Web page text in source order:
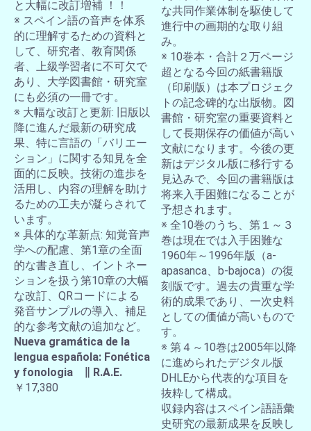
と大幅に改訂増補 ！！
※ スペイン語の音声を体系
的に理解するための資料と
して、研究者、教育関係
者、上級学習者に不可欠で
あり、大学図書館・研究室
にも必須の一冊です。
※ 大幅な改訂と更新: 旧版以
降に進んだ最新の研究成
果、特に言語の「バリエー
ション」に関する知見を全
面的に反映。技術の進歩を
活用し、内容の理解を助け
るための工夫が凝らされて
います。
※ 具体的な革新点: 知覚音声
学への配慮、第1章の全面
的な書き直し、イントネー
ションを扱う第10章の大幅
な改訂、QRコードによる
発音サンプルの導入、補足
的な参考文献の追加など。
Nueva gramática de la
lengua española: Fonética
y fonologia ∥ R.A.E.
￥17,380
な共同作業体制を駆使して
進行中の画期的な取り組
み。
※ 10巻本・合計２万ページ
超となる今回の紙書籍版
（印刷版）は本プロジェク
トの記念碑的な出版物。図
書館・研究室の重要資料と
して長期保存の価値が高い
文献になります。今後の更
新はデジタル版に移行する
見込みで、今回の書籍版は
将来入手困難になることが
予想されます。
※ 全10巻のうち、第１～３
巻は現在では入手困難な
1960年～1996年版（a-
apasanca、b-bajoca）の復
刻版です。過去の貴重な学
術的成果であり、一次史料
としての価値が高いもので
す。
※ 第４～10巻は2005年以降
に進められたデジタル版
DHLEから代表的な項目を
抜粋して構成。
収録内容はスペイン語語彙
史研究の最新成果を反映し